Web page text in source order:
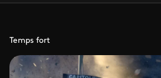
Temps fort